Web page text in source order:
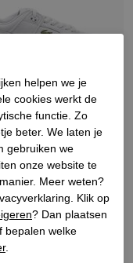
sneakers wit
helpen we je
cookies werkt de
functie. Zo
beter. We laten je
gebruiken we
onze website te
Meer weten?
Klik op
? Dan plaatsen
bepalen welke
.